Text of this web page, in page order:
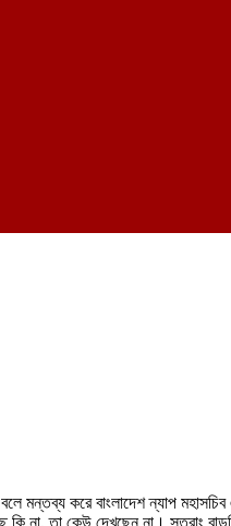
মন্তব্য করে বাংলাদেশ ন্যাপ